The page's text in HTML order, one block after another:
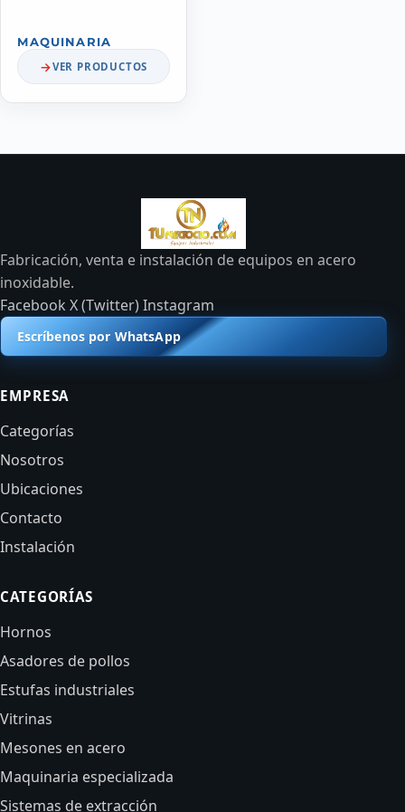
MAQUINARIA
VER PRODUCTOS
Fabricación, venta e instalación de equipos en acero
inoxidable.
FacebookX (Twitter)Instagram
Escríbenos por WhatsApp
EMPRESA
Categorías
Nosotros
Ubicaciones
Contacto
Instalación
CATEGORÍAS
Hornos
Asadores de pollos
Estufas industriales
Vitrinas
Mesones en acero
Maquinaria especializada
Sistemas de extracción